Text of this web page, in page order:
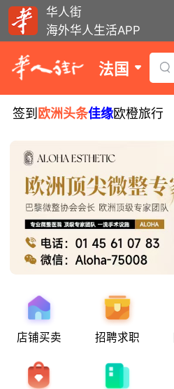
华人街
海外华人生活APP
法国
签到 欧洲头条佳缘欧橙旅行
店铺买卖 招聘求职